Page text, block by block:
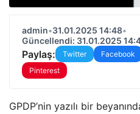
admin•31.01.2025 14:48•
Güncellendi: 31.01.2025
Paylaş: Twitter Facebook
Pinterest
GPDP’nin yazılı bir